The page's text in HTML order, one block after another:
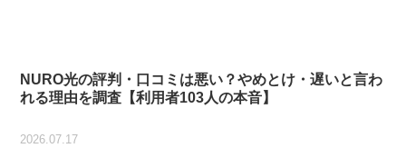
NURO光の評判・口コミは悪い？やめとけ・遅いと言わ
れる理由を調査【利用者103人の本音】
2026.07.17